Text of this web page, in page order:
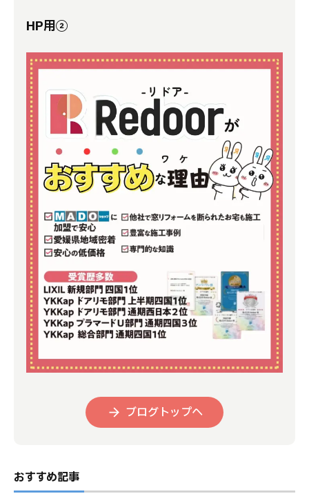
お家全般のリフォーム
お客様の声
ブログ
よくある質問
補助金事業
アクセス
HP用②
ブログトップへ
おすすめ記事